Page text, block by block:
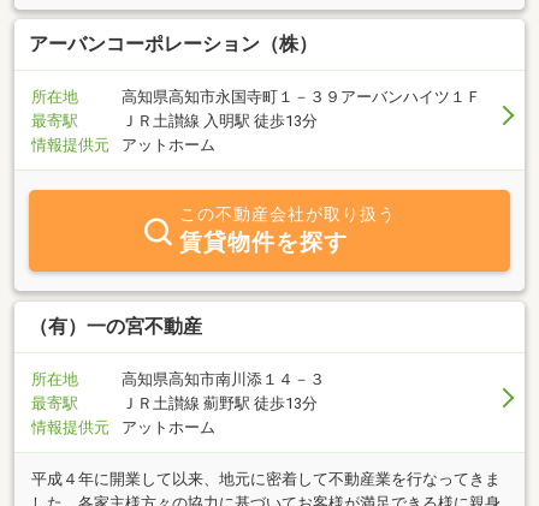
貸店舗多数有ります。◎戸建て・土地の売買もご相談下さい。投資
用アパートも取り扱っています。＜休業日＞日曜日（但し２月下旬
アーバンコーポレーション（株）
所在地
高知県高知市永国寺町１－３９アーバンハイツ１Ｆ
最寄駅
ＪＲ土讃線 入明駅 徒歩13分
情報提供元
アットホーム
この不動産会社が取り扱う
賃貸物件を探す
（有）一の宮不動産
所在地
高知県高知市南川添１４－３
最寄駅
ＪＲ土讃線 薊野駅 徒歩13分
情報提供元
アットホーム
平成４年に開業して以来、地元に密着して不動産業を行なってきま